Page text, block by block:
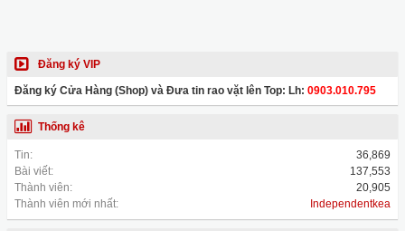
Đăng ký VIP
Đăng ký Cửa Hàng (Shop) và Đưa tin rao vặt lên Top: Lh: 0903.010.795
Thống kê
Tin:
36,869
Bài viết:
137,553
Thành viên:
20,905
Thành viên mới nhất:
Independentkea